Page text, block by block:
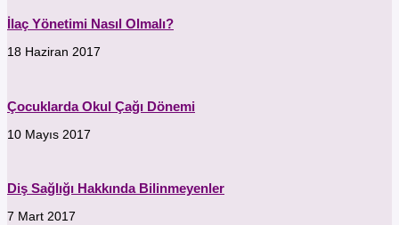
İlaç Yönetimi Nasıl Olmalı?
18 Haziran 2017
Çocuklarda Okul Çağı Dönemi
10 Mayıs 2017
Diş Sağlığı Hakkında Bilinmeyenler
7 Mart 2017